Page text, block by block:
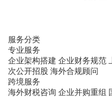
服务分类
专业服务
企业架构搭建 企业财务规范
次公开招股 海外合规顾问
跨境服务
海外财税咨询 企业并购重组